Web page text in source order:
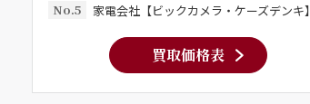
No.5
家電会社【ビックカメラ・ケーズデンキ】
買取価格表